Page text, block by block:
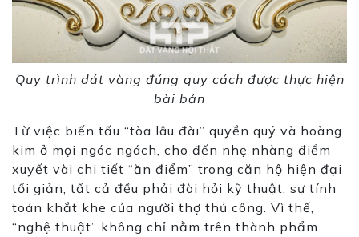
Quy trình dát vàng đúng quy cách được thực hiện
bài bản
Từ việc biến tấu “tòa lâu đài” quyền quý và hoàng
kim ở mọi ngóc ngách, cho đến nhẹ nhàng điểm
xuyết vài chi tiết “ăn điểm” trong căn hộ hiện đại
tối giản, tất cả đều phải đòi hỏi kỹ thuật, sự tính
toán khắt khe của người thợ thủ công. Vì thế,
“nghệ thuật” không chỉ nằm trên thành phẩm